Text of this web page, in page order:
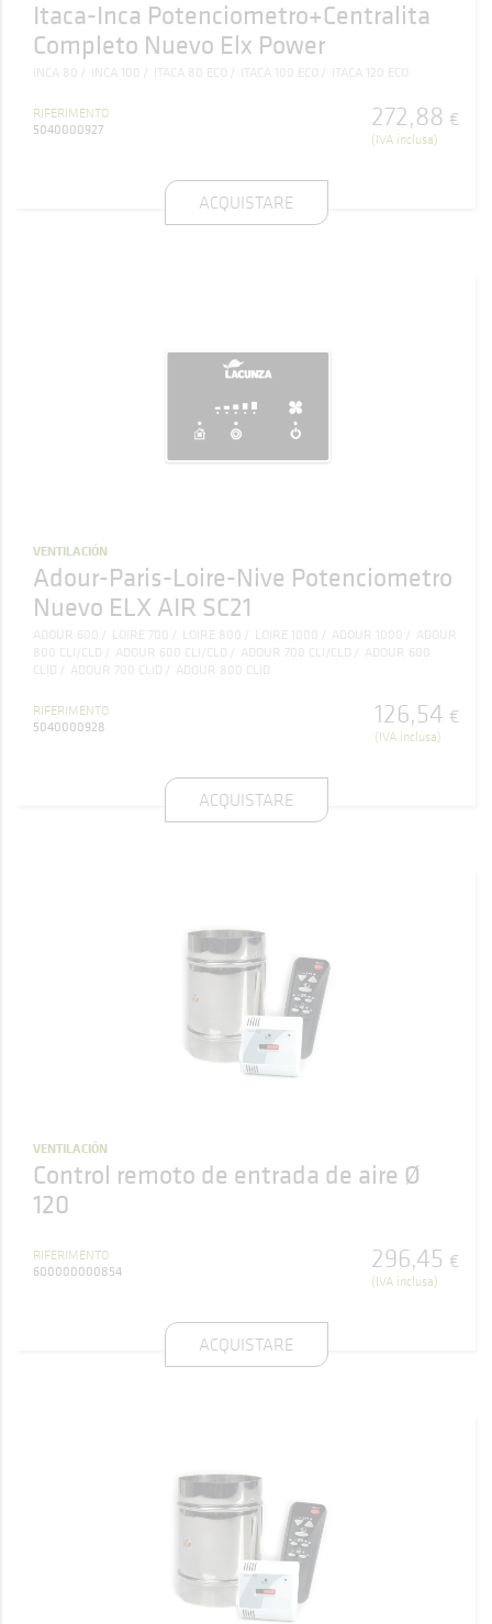
Itaca-Inca Potenciometro+Centralita
Completo Nuevo Elx Power
INCA 80 INCA 100 ITACA 80 ECO ITACA 100 ECO ITACA 120 ECO
RIFERIMENTO
5040000927
272,88 €
(IVA inclusa)
ACQUISTARE
VENTILACIÓN
Adour-Paris-Loire-Nive Potenciometro
Nuevo ELX AIR SC21
ADOUR 600 LOIRE 700 LOIRE 800 LOIRE 1000 ADOUR 1000
ADOUR
800 CLI/CLD
ADOUR 600 CLI/CLD ADOUR 700 CLI/CLD
ADOUR 600
CLID
ADOUR 700 CLID ADOUR 800 CLID
RIFERIMENTO
5040000928
126,54 €
(IVA inclusa)
ACQUISTARE
VENTILACIÓN
Control remoto de entrada de aire Ø
120
RIFERIMENTO
600000000854
296,45 €
(IVA inclusa)
ACQUISTARE